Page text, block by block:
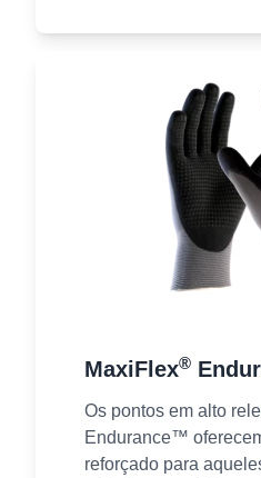
MaxiFlex®
Os pontos em alto
Endurance™
reforçado para